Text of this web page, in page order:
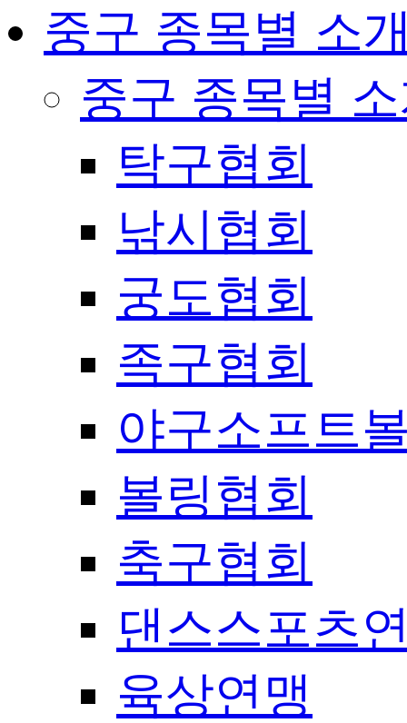
중구 종목별 소
중구 종목별
탁구협회
낚시협회
궁도협회
족구협회
야구소프트
볼링협회
축구협회
댄스스포츠
육상연맹